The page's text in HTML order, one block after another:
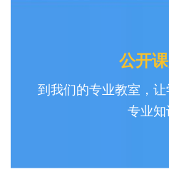
公开
到我们的专业教室，
专业知